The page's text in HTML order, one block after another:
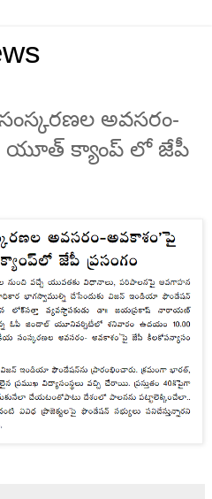
అవసరం-
యూత్ క్యాంప్ లో జేపీ